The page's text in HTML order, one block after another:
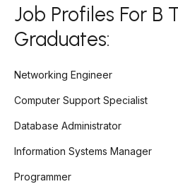
Job Profiles For B
Graduates:
Networking Engineer
Computer Support Specialist
Database Administrator
Information Systems Manager
Programmer